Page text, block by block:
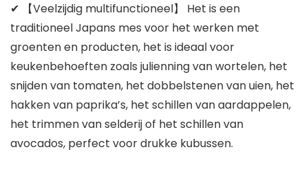
✔ 【Veelzijdig multifunctioneel】 Het is een
traditioneel Japans mes voor het werken met
groenten en producten, het is ideaal voor
keukenbehoeften zoals julienning van wortelen, het
snijden van tomaten, het dobbelstenen van uien, het
hakken van paprika’s, het schillen van aardappelen,
het trimmen van selderij of het schillen van
avocados, perfect voor drukke kubussen.